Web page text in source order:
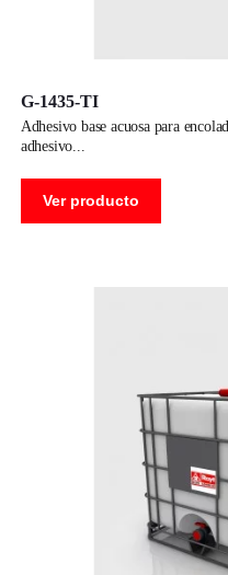
G-1435-TI
adhesivo base acuosa para encolado punta-punta de papel tissue.
adhesivo
Ver producto